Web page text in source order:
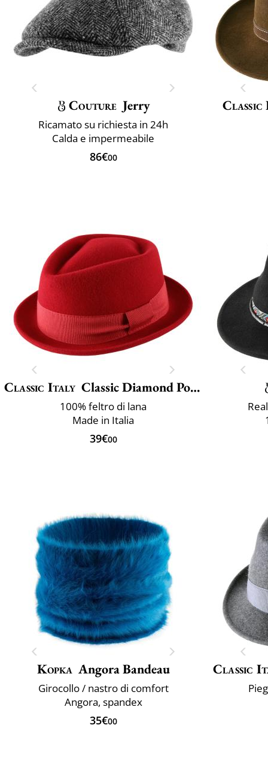
Couture Jerry
Ricamato su richiesta in 24h
Calda e impermeabile
86€00
Classic Italy Classic Diamond Porkpie
100% feltro di lana
Made in Italia
39€00
Kopka Angora Bandeau
Girocollo / nastro di comfort
Angora, spandex
35€00
Classic